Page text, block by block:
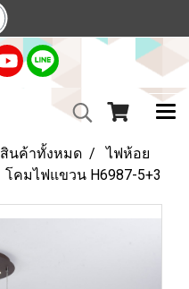
สินค้าทั้งหมด
ไฟห้อย
โคมไฟแขวน H6987-5+3